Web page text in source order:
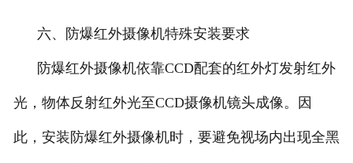
六、防爆红外摄像机特殊安装要求
防爆红外摄像机依靠CCD配套的红外灯发射红外
光，物体反射红外光至CCD摄像机镜头成像。因
此，安装防爆红外摄像机时，要避免视场内出现全黑